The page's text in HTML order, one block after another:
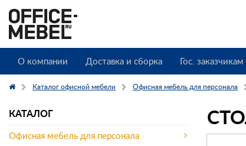
О компании Доставка и сборка Гос. заказчикам
Каталог офисной мебели Офисная мебель для персонала
КАТАЛОГ
Офисная мебель для персонала